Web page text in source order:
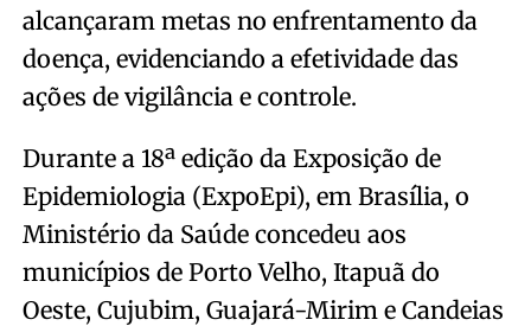
alcançaram metas no enfrentamento da
doença, evidenciando a efetividade das
ações de vigilância e controle.
Durante a 18ª edição da Exposição de
Epidemiologia (ExpoEpi), em Brasília, o
Ministério da Saúde concedeu aos
municípios de Porto Velho, Itapuã do
Oeste, Cujubim, Guajará-Mirim e Candeias